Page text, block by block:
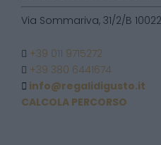
Via Sommariva, 31/2/B
+39 011 9715272
+39 380 6441674
info@regalidigusto.it
CALCOLA PERCORSO